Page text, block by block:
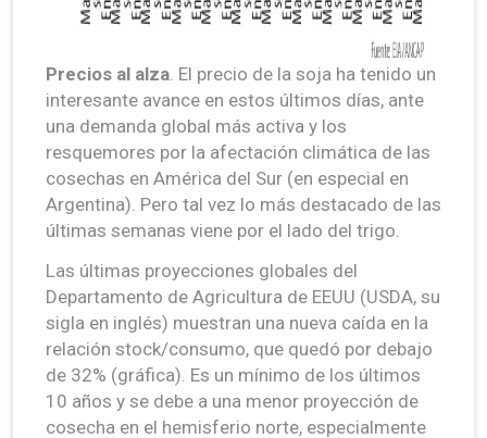
Precios al alza . El precio de la soja ha tenido un
interesante avance en estos últimos días, ante
una demanda global más activa y los
resquemores por la afectación climática de las
cosechas en América del Sur (en especial en
Argentina). Pero tal vez lo más destacado de las
últimas semanas viene por el lado del trigo.
Las últimas proyecciones globales del
Departamento de Agricultura de EEUU (USDA, su
sigla en inglés) muestran una nueva caída en la
relación stock/consumo, que quedó por debajo
de 32% (gráfica). Es un mínimo de los últimos
10 años y se debe a una menor proyección de
cosecha en el hemisferio norte, especialmente